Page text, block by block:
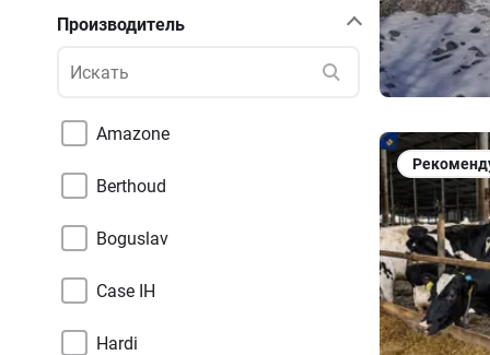
Производитель
Amazone
Berthoud
Boguslav
Case IH
Hardi